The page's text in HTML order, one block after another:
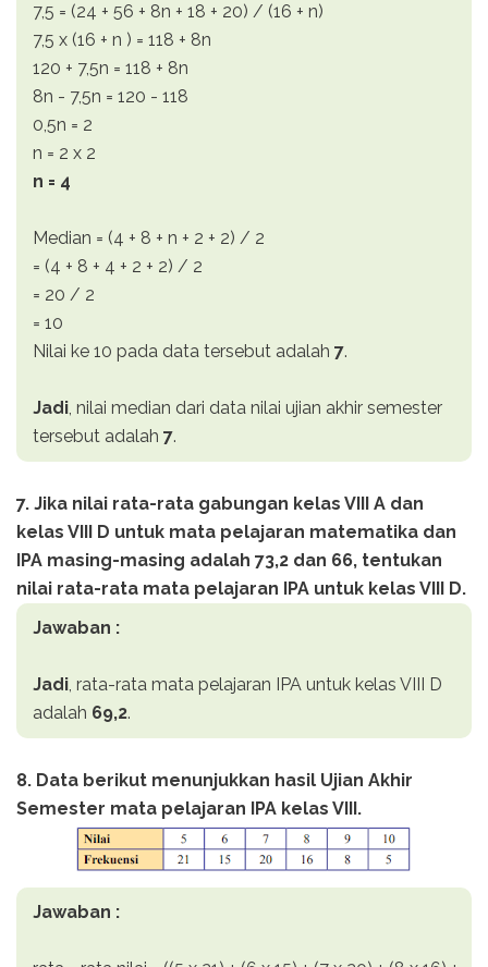
7,5 = (24 + 56 + 8n + 18 + 20) / (16 + n)
7,5 x (16 + n ) = 118 + 8n
120 + 7,5n = 118 + 8n
8n - 7,5n = 120 - 118
0,5n = 2
n = 2 x 2
n = 4
Median = (4 + 8 + n + 2 + 2) / 2
= (4 + 8 + 4 + 2 + 2) / 2
= 20 / 2
= 10
Nilai ke 10 pada data tersebut adalah 7.
Jadi, nilai median dari data nilai ujian akhir semester
tersebut adalah 7.
7. Jika nilai rata-rata gabungan kelas VIII A dan
kelas VIII D untuk mata pelajaran matematika dan
IPA masing-masing adalah 73,2 dan 66, tentukan
nilai rata-rata mata pelajaran IPA untuk kelas VIII D.
Jawaban :
Jadi, rata-rata mata pelajaran IPA untuk kelas VIII D
adalah 69,2.
8. Data berikut menunjukkan hasil Ujian Akhir
Semester mata pelajaran IPA kelas VIII.
Jawaban :